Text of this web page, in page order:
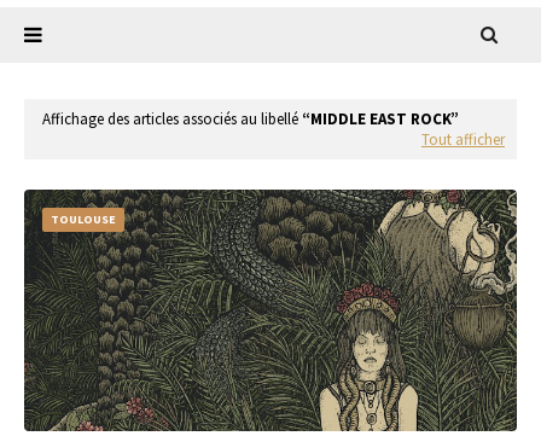
Affichage des articles associés au libellé
MIDDLE EAST ROCK
Tout afficher
TOULOUSE